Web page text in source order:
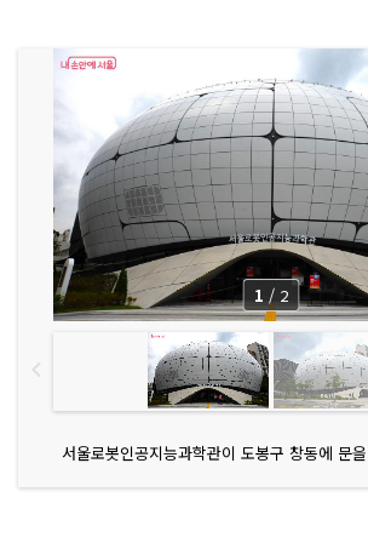
서울로봇인공지능과학관이 도봉구 창동에 문
1 / 2